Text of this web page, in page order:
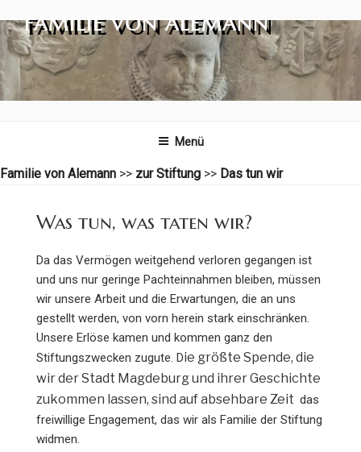
Inhalt
springen
FAMILIE VON ALEMANN
Menü
Familie von Alemann >> zur Stiftung >> Das tun wir
Was tun, was taten wir?
Da das Vermögen weitgehend verloren gegangen ist
und uns nur geringe Pachteinnahmen bleiben, müssen
wir unsere Arbeit und die Erwartungen, die an uns
gestellt werden, von vorn herein stark einschränken.
Unsere Erlöse kamen und kommen ganz den
Stiftungszwecken zugute. Die größte Spende, die
wir der Stadt Magdeburg und ihrer Geschichte
zukommen lassen, sind auf absehbare Zeit das
freiwillige Engagement, das wir als Familie der Stiftung
widmen.